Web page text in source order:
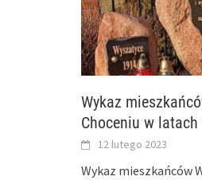
Wykaz
Choceniu w
12 lutego 2023
Wykaz mieszkańców